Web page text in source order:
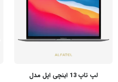
لپ تاپ 13 اینچی اپل مدل